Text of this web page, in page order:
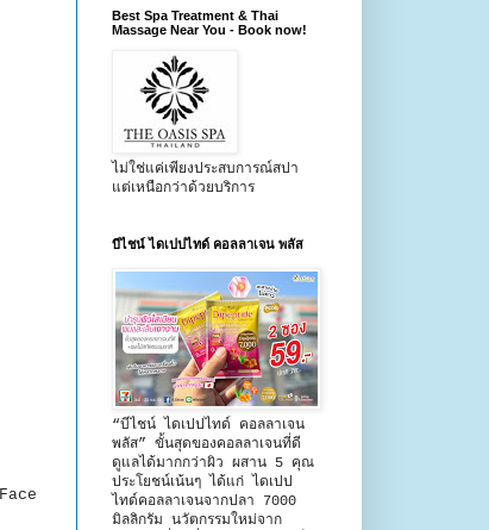
Best Spa Treatment & Thai
Massage Near You - Book now!
ไม่ใช่แค่เพียงประสบการณ์สปา
แต่เหนือกว่าด้วยบริการ
บีไชน์ ไดเปปไทด์ คอลลาเจน พลัส
“บีไชน์ ไดเปปไทด์ คอลลาเจน
พลัส” ขั้นสุดของคอลลาเจนที่ดี
ดูแลได้มากกว่าผิว ผสาน 5 คุณ
ประโยชน์เน้นๆ ได้แก่ ไดเปป
ไทด์คอลลาเจนจากปลา 7000
มิลลิกรัม นวัตกรรมใหม่จาก